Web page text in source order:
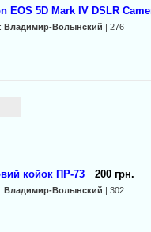
EOS 5D Mark IV DSLR
Владимир-Волынский | 276
койок ПР-73 200 грн.
Владимир-Волынский | 302